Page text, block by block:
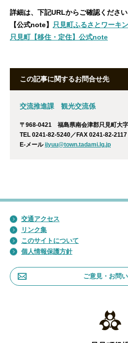
詳細は、下記URLからご確認ください
【公式note】
只見町ふるさとワーキ
只見町【移住・定住】公式note
この記事に関するお問合せ先
交流推進課 観光交流係
〒968-0421 福島県南会津郡只見町大
TEL 0241-82-5240／FAX 0241-82-2117
E-メールijyuu@town.tadami.lg.jp
交通アクセス
リンク集
このサイトについて
個人情報保護方針
ご意見・お問